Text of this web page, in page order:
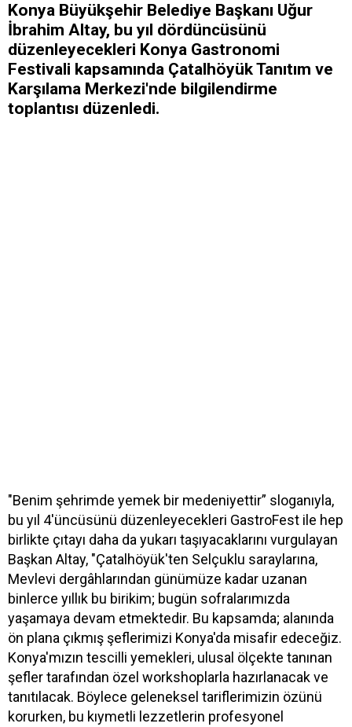
Konya Büyükşehir Belediye Başkanı Uğur
İbrahim Altay, bu yıl dördüncüsünü
düzenleyecekleri Konya Gastronomi
Festivali kapsamında Çatalhöyük Tanıtım ve
Karşılama Merkezi'nde bilgilendirme
toplantısı düzenledi.
"Benim şehrimde yemek bir medeniyettir” sloganıyla,
bu yıl 4'üncüsünü düzenleyecekleri GastroFest ile hep
birlikte çıtayı daha da yukarı taşıyacaklarını vurgulayan
Başkan Altay, "Çatalhöyük'ten Selçuklu saraylarına,
Mevlevi dergâhlarından günümüze kadar uzanan
binlerce yıllık bu birikim; bugün sofralarımızda
yaşamaya devam etmektedir. Bu kapsamda; alanında
ön plana çıkmış şeflerimizi Konya'da misafir edeceğiz.
Konya'mızın tescilli yemekleri, ulusal ölçekte tanınan
şefler tarafından özel workshoplarla hazırlanacak ve
tanıtılacak. Böylece geleneksel tariflerimizin özünü
korurken, bu kıymetli lezzetlerin profesyonel